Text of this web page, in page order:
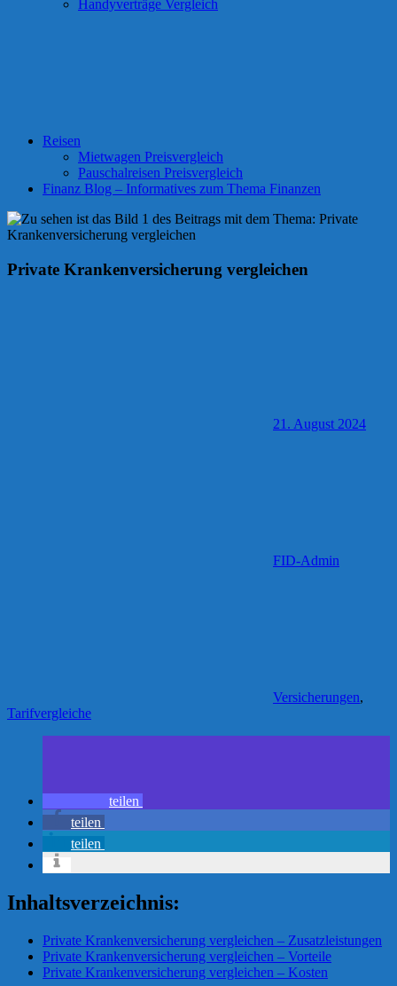
Handyverträge Vergleich
Reisen
Mietwagen Preisvergleich
Pauschalreisen Preisvergleich
Finanz Blog – Informatives zum Thema Finanzen
Private Krankenversicherung vergleichen
21. August 2024
FID-Admin
Versicherungen,
Tarifvergleiche
teilen
teilen
teilen
Inhaltsverzeichnis:
Private Krankenversicherung vergleichen – Zusatzleistungen
Private Krankenversicherung vergleichen – Vorteile
Private Krankenversicherung vergleichen – Kosten